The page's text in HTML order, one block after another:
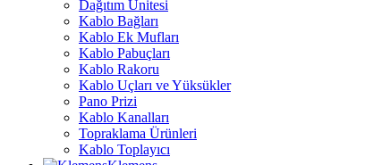
Dağıtım Ünitesi
Kablo Bağları
Kablo Ek Mufları
Kablo Pabuçları
Kablo Rakoru
Kablo Uçları ve Yüksükler
Pano Prizi
Kablo Kanalları
Topraklama Ürünleri
Kablo Toplayıcı